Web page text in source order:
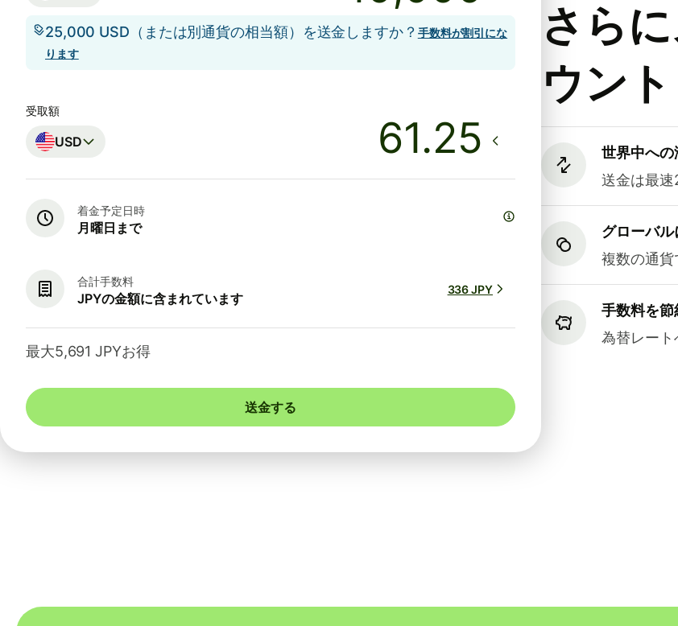
さら
ウント
世界中へ
送金は最速
グローバ
複数の通貨
手数料を節
為替レート
25,000 USD（または別通貨の相当額）を送金しますか？ 手数料が割引にな
ります
受取額
USD
着金予定日時
月曜日まで
合計手数料
JPYの金額に含まれています
336 JPY
最大5,691 JPYお得
送金する